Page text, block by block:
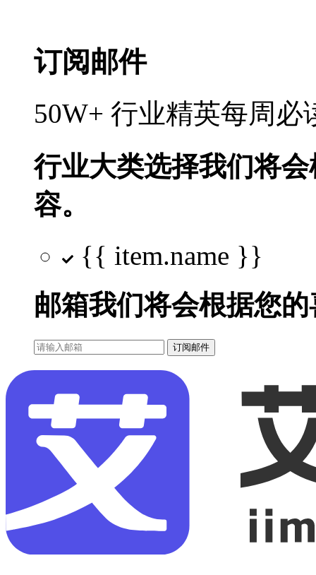
订阅邮件
50W+ 行业精英每周
行业大类选择我们将
容。
{{ item.name }}
邮箱我们将会根据您
订阅邮件